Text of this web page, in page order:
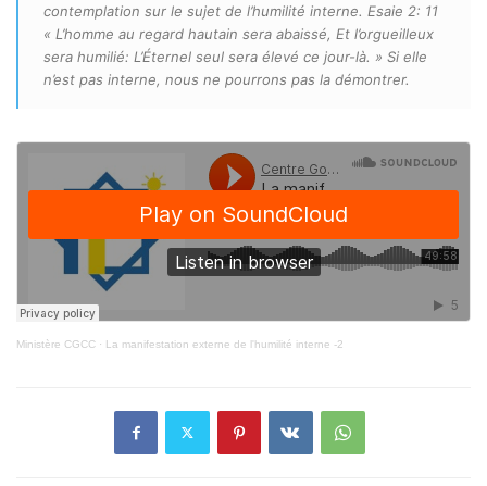
contemplation sur le sujet de l’humilité interne. Esaie 2: 11
« L’homme au regard hautain sera abaissé, Et l’orgueilleux
sera humilié: L’Éternel seul sera élevé ce jour-là. » Si elle
n’est pas interne, nous ne pourrons pas la démontrer.
Ministère CGCC · La manifestation externe de l'humilité interne -2